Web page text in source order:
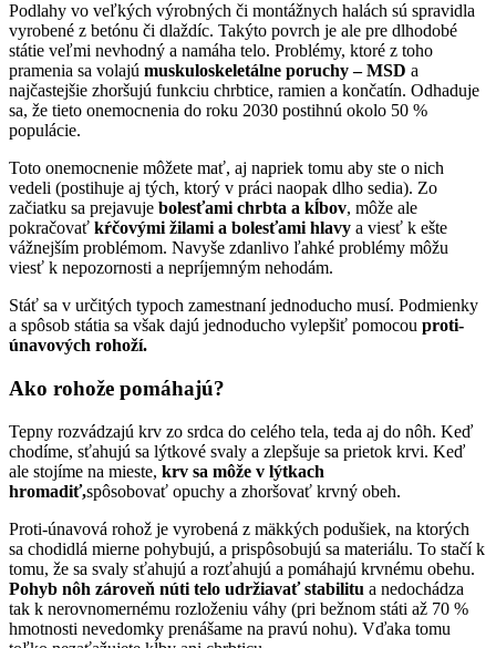
Podlahy vo veľkých výrobných či montážnych halách sú spravidla
vyrobené z betónu či dlaždíc. Takýto povrch je ale pre dlhodobé
státie veľmi nevhodný a namáha telo. Problémy, ktoré z toho
pramenia sa volajú muskuloskeletálne poruchy – MSD a
najčastejšie zhoršujú funkciu chrbtice, ramien a končatín. Odhaduje
sa, že tieto onemocnenia do roku 2030 postihnú okolo 50 %
populácie.
Toto onemocnenie môžete mať, aj napriek tomu aby ste o nich
vedeli (postihuje aj tých, ktorý v práci naopak dlho sedia). Zo
začiatku sa prejavuje bolesťami chrbta a kĺbov, môže ale
pokračovať kŕčovými žilami a bolesťami hlavy a viesť k ešte
vážnejším problémom. Navyše zdanlivo ľahké problémy môžu
viesť k nepozornosti a nepríjemným nehodám.
Stáť sa v určitých typoch zamestnaní jednoducho musí. Podmienky
a spôsob státia sa však dajú jednoducho vylepšiť pomocou proti-
únavových rohoží.
Ako rohože pomáhajú?
Tepny rozvádzajú krv zo srdca do celého tela, teda aj do nôh. Keď
chodíme, sťahujú sa lýtkové svaly a zlepšuje sa prietok krvi. Keď
ale stojíme na mieste, krv sa môže v lýtkach
hromadiť,spôsobovať opuchy a zhoršovať krvný obeh.
Proti-únavová rohož je vyrobená z mäkkých podušiek, na ktorých
sa chodidlá mierne pohybujú, a prispôsobujú sa materiálu. To stačí k
tomu, že sa svaly sťahujú a rozťahujú a pomáhajú krvnému obehu.
Pohyb nôh zároveň núti telo udržiavať stabilitu a nedochádza
tak k nerovnomernému rozloženiu váhy (pri bežnom státi až 70 %
hmotnosti nevedomky prenášame na pravú nohu). Vďaka tomu